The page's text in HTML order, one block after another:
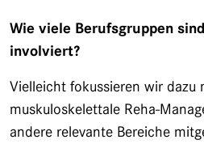
Wie viele Berufsgruppen
involviert?
Vielleicht fokussieren wir dazu
muskuloskelettale Reha-
andere relevante Bereiche